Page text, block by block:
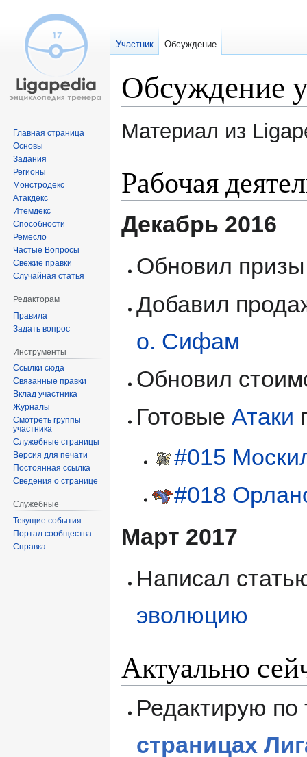
Обсуждение
Материал из
Рабочая
Декабрь 2016
Обновил
Добавил
о. Сифам
Обновил
ГотовыеАтаки
#015
#018
Март 2017
Написал
эволюцию
Актуально
Редактирую
страницах
Участник Обсуждение
Главная страница
Основы
Задания
Регионы
Монстродекс
Атакдекс
Итемдекс
Способности
Ремесло
Частые Вопросы
Свежие правки
Случайная статья
Редакторам
Правила
Задать вопрос
Инструменты
Ссылки сюда
Связанные правки
Вклад участника
Журналы
Смотреть группы
участника
Служебные страницы
Версия для печати
Постоянная ссылка
Сведения о странице
Служебные
Текущие события
Портал сообщества
Справка